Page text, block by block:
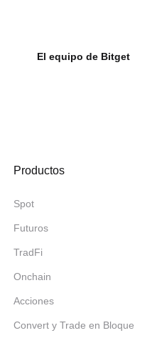
El equipo de Bitget
Productos
Spot
Futuros
TradFi
Onchain
Acciones
Convert y Trade en Bloque